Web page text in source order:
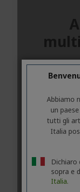
Abbiamo
un
tutti gli
Italia
Dichiaro
sopra e
Italia.